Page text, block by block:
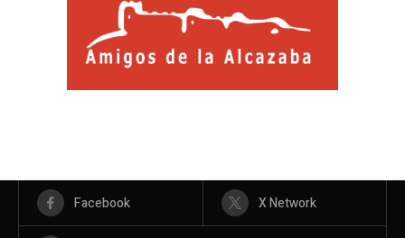
Facebook X Network